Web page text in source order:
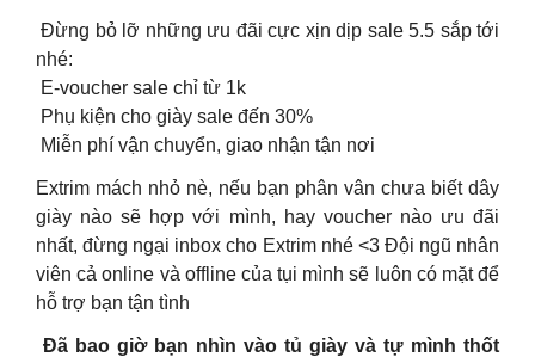
Đừng bỏ lỡ những ưu đãi cực xịn dịp sale 5.5 sắp tới
nhé:
E-voucher sale chỉ từ 1k
Phụ kiện cho giày sale đến 30%
Miễn phí vận chuyển, giao nhận tận nơi
Extrim mách nhỏ nè, nếu bạn phân vân chưa biết dây
giày nào sẽ hợp với mình, hay voucher nào ưu đãi
nhất, đừng ngại inbox cho Extrim nhé <3Đội ngũ nhân
viên cả online và offline của tụi mình sẽ luôn có mặt để
hỗ trợ bạn tận tình
Đã bao giờ bạn nhìn vào tủ giày và tự mình thốt